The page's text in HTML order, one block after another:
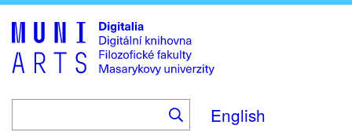
to
main
content
English